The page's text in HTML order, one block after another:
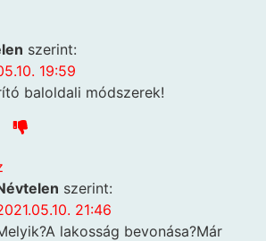
szerint:
19:59
baloldali módszerek!
szerint:
21:46
lakosság bevonása?Már